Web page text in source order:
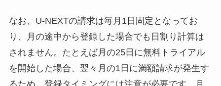
なお、U-NEXTの請求は毎月1日固定となってお
り、月の途中から登録した場合でも日割り計算は
されません。たとえば月の25日に無料トライアル
を開始した場合、翌々月の1日に満額請求が発生す